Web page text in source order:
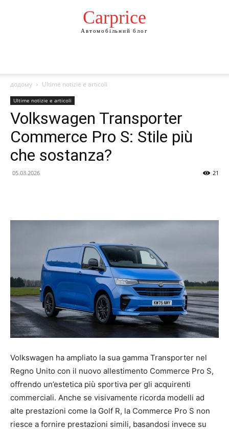
Сarprice
Автомобільний блог
додому Ultime notizie e articoli
Ultime notizie e articoli
Volkswagen Transporter
Commerce Pro S: Stile più
che sostanza?
05.03.2026 21
Volkswagen ha ampliato la sua gamma Transporter nel
Regno Unito con il nuovo allestimento Commerce Pro S,
offrendo un’estetica più sportiva per gli acquirenti
commerciali. Anche se visivamente ricorda modelli ad
alte prestazioni come la Golf R, la Commerce Pro S non
riesce a fornire prestazioni simili, basandosi invece su